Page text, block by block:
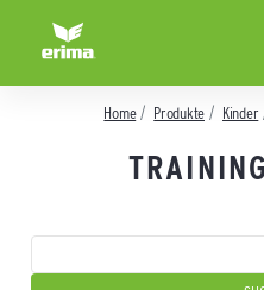
Home Produkte Kinder